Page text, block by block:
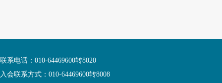
联系电话：010-64469600转8020
入会联系方式：010-64469600转8008